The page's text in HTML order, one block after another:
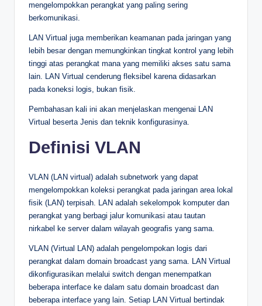
mengelompokkan perangkat yang paling sering
berkomunikasi.
LAN Virtual juga memberikan keamanan pada jaringan yang
lebih besar dengan memungkinkan tingkat kontrol yang lebih
tinggi atas perangkat mana yang memiliki akses satu sama
lain. LAN Virtual cenderung fleksibel karena didasarkan
pada koneksi logis, bukan fisik.
Pembahasan kali ini akan menjelaskan mengenai LAN
Virtual beserta Jenis dan teknik konfigurasinya.
Definisi VLAN
VLAN (LAN virtual) adalah subnetwork yang dapat
mengelompokkan koleksi perangkat pada jaringan area lokal
fisik (LAN) terpisah. LAN adalah sekelompok komputer dan
perangkat yang berbagi jalur komunikasi atau tautan
nirkabel ke server dalam wilayah geografis yang sama.
VLAN (Virtual LAN) adalah pengelompokan logis dari
perangkat dalam domain broadcast yang sama. LAN Virtual
dikonfigurasikan melalui switch dengan menempatkan
beberapa interface ke dalam satu domain broadcast dan
beberapa interface yang lain. Setiap LAN Virtual bertindak